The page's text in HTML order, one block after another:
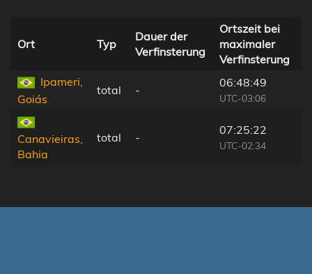
Ort Typ
Dauer der
Verfinsterung
Ortszeit bei
maximaler
Verfinsterung
Ipameri,
Goiás
total -
06:48:49
UTC-03:06
Canavieiras,
Bahia
total -
07:25:22
UTC-02:34